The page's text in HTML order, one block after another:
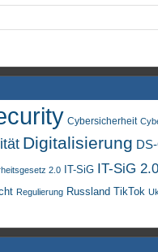
Cybersicherheit
Digitalisierung
2.0 IT-SiG IT-SiG 2.0
Regulierung Russland TikTok